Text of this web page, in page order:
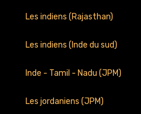
Les indiens (Rajasthan)
Les indiens (Inde du sud)
Inde - Tamil - Nadu (JPM)
Les jordaniens (JPM)